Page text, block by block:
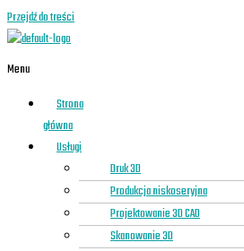
Przejdź do treści
Menu
Strona
główna
Usługi
Druk 3D
Produkcja niskoseryjna
Projektowanie 3D CAD
Skanowanie 3D